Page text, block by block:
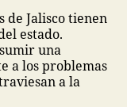
de Jalisco tienen
estado.
una
a los problemas
a la